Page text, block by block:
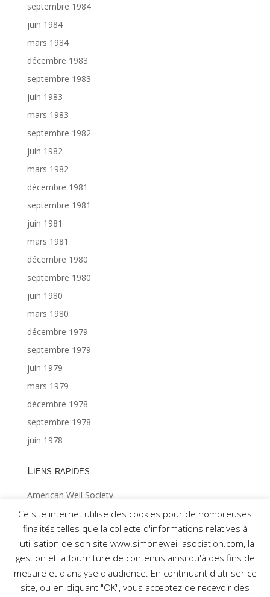
septembre 1984
juin 1984
mars 1984
décembre 1983
septembre 1983
juin 1983
mars 1983
septembre 1982
juin 1982
mars 1982
décembre 1981
septembre 1981
juin 1981
mars 1981
décembre 1980
septembre 1980
juin 1980
mars 1980
décembre 1979
septembre 1979
juin 1979
mars 1979
décembre 1978
septembre 1978
juin 1978
Liens rapides
American Weil Society
Index général ©Gabriël MAES 1/2
Index général ©Gabriël MAES 2/2
Ce site internet utilise des cookies pour de nombreuses
finalités telles que la collecte d'informations relatives à
l'utilisation de son site www.simoneweil-asociation.com, la
gestion et la fourniture de contenus ainsi qu'à des fins de
mesure et d'analyse d'audience. En continuant d'utiliser ce
site, ou en cliquant "OK", vous acceptez de recevoir des